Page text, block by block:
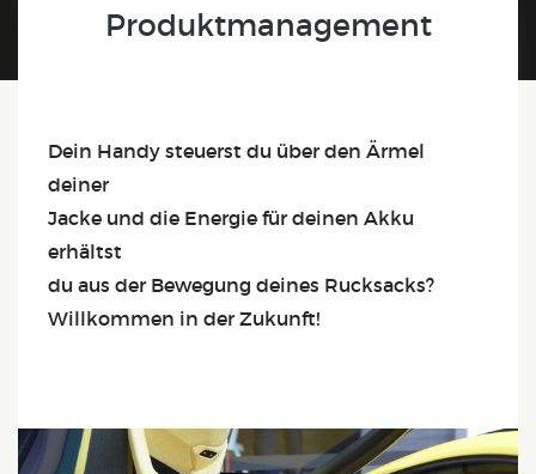
Produktmanagement
Dein Handy steuerst du über den Ärmel
deiner
Jacke und die Energie für deinen Akku
erhältst
du aus der Bewegung deines Rucksacks?
Willkommen in der Zukunft!